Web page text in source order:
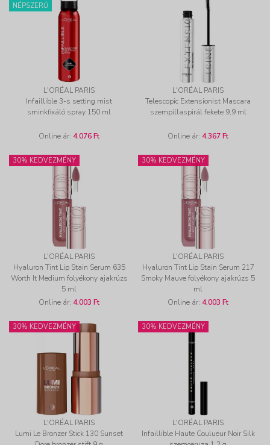
NÉPSZERŰ
L'ORÉAL PARIS
Infaillible 3-s setting mist
sminkfixáló spray 150 ml
Online ár: 4.076 Ft
L'ORÉAL PARIS
Telescopic Extensionist Mascara
szempillaspirál fekete 9,9 ml
Online ár: 4.367 Ft
30% KEDVEZMÉNY
L'ORÉAL PARIS
Hyaluron Tint Lip Stain Serum 635
Worth It Medium folyékony ajakrúzs
5 ml
Online ár: 4.003 Ft
30% KEDVEZMÉNY
L'ORÉAL PARIS
Hyaluron Tint Lip Stain Serum 217
Smoky Mauve folyékony ajakrúzs 5
ml
Online ár: 4.003 Ft
30% KEDVEZMÉNY
L'ORÉAL PARIS
Lumi Le Bronzer Stick 130 Sunset
30% KEDVEZMÉNY
L'ORÉAL PARIS
Infaillible Haute Coulueur Noir Silk